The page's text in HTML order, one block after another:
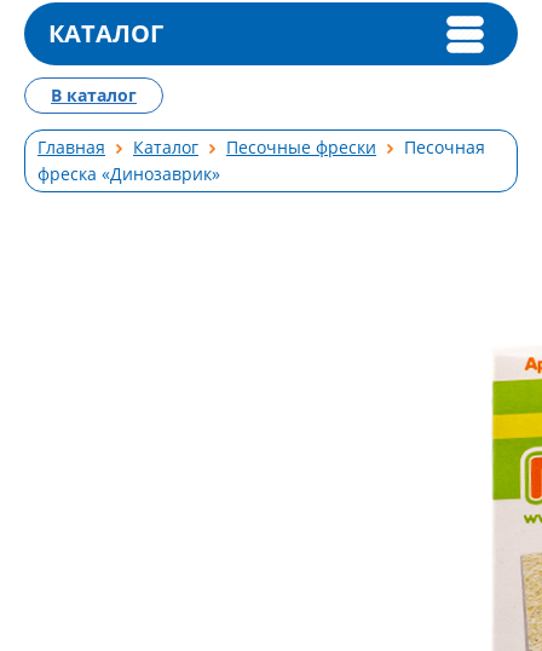
КАТАЛОГ
Главная Каталог Песочные фрески
Песочная
фреска «Динозаврик»
В каталог